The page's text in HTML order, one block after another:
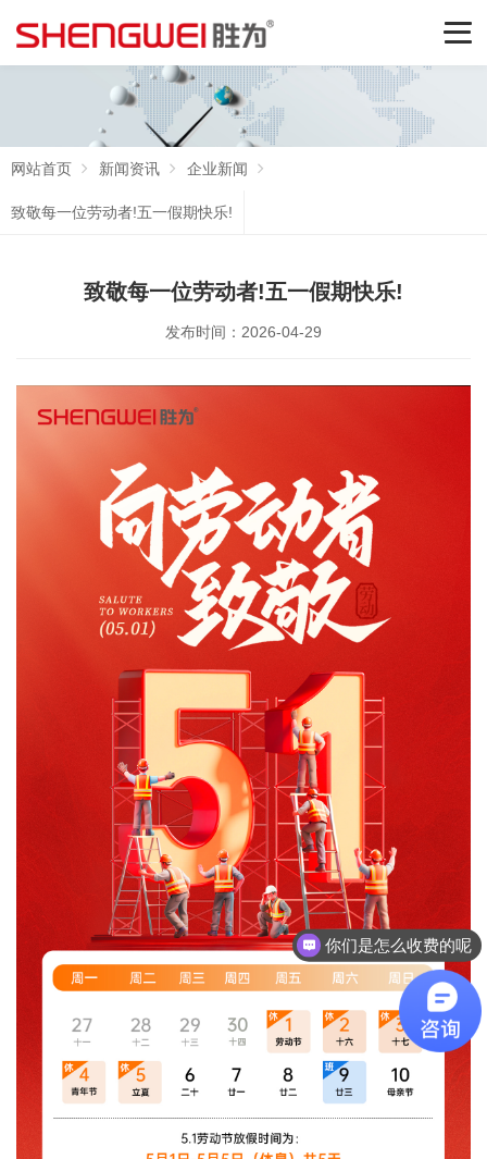
网站首页 新闻资讯 企业新闻
致敬每一位劳动者!五一假期快乐!
致敬每一位劳动者!五一假期快乐!
发布时间：2026-04-29
你们是怎么收费的呢
现在有优惠活动吗